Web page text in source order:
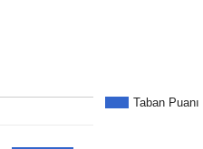
Taban Puanı